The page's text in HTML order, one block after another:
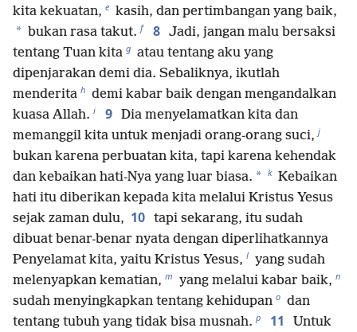
kita kekuatan, e kasih, dan pertimbangan yang baik,
* bukan rasa takut. f 8 Jadi, jangan malu bersaksi
tentang Tuan kita g atau tentang aku yang
dipenjarakan demi dia. Sebaliknya, ikutlah
menderita h demi kabar baik dengan mengandalkan
kuasa Allah. i 9 Dia menyelamatkan kita dan
memanggil kita untuk menjadi orang-orang suci, j
bukan karena perbuatan kita, tapi karena kehendak
dan kebaikan hati-Nya yang luar biasa. * k Kebaikan
hati itu diberikan kepada kita melalui Kristus Yesus
sejak zaman dulu, 10 tapi sekarang, itu sudah
dibuat benar-benar nyata dengan diperlihatkannya
Penyelamat kita, yaitu Kristus Yesus, l yang sudah
melenyapkan kematian, m yang melalui kabar baik, n
sudah menyingkapkan tentang kehidupan o dan
tentang tubuh yang tidak bisa musnah. p 11
Untuk